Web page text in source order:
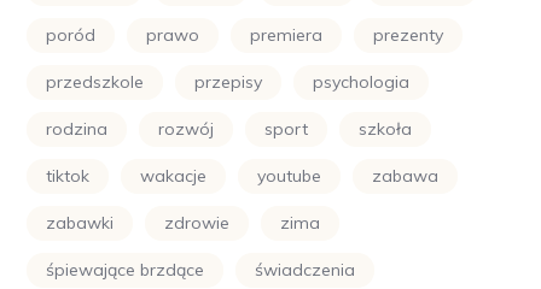
poród prawo premiera prezenty
przedszkole przepisy psychologia
rodzina rozwój sport szkoła
tiktok wakacje youtube zabawa
zabawki zdrowie zima
śpiewające brzdące świadczenia